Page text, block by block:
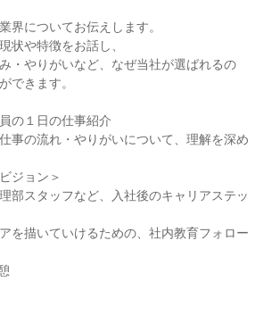
界についてお伝えします。
状や特徴をお話し、
・やりがいなど、なぜ当社が選ばれるの
できます。
の１日の仕事紹介
事の流れ・やりがいについて、理解を深め
ジョン＞
部スタッフなど、入社後のキャリアステッ
を描いていけるための、社内教育フォロー